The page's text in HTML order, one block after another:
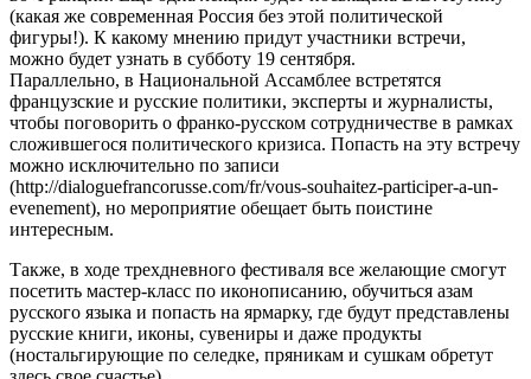
(какая же современная Россия без этой политической
фигуры!). К какому мнению придут участники встречи,
можно будет узнать в субботу 19 сентября.
Параллельно, в Национальной Ассамблее встретятся
французские и русские политики, эксперты и журналисты,
чтобы поговорить о франко-русском сотрудничестве в рамках
сложившегося политического кризиса. Попасть на эту встречу
можно исключительно по записи
(http://dialoguefrancorusse.com/fr/vous-souhaitez-participer-a-un-
evenement), но мероприятие обещает быть поистине
интересным.
Также, в ходе трехдневного фестиваля все желающие смогут
посетить мастер-класс по иконописанию, обучиться азам
русского языка и попасть на ярмарку, где будут представлены
русские книги, иконы, сувениры и даже продукты
(ностальгирующие по селедке, пряникам и сушкам обретут